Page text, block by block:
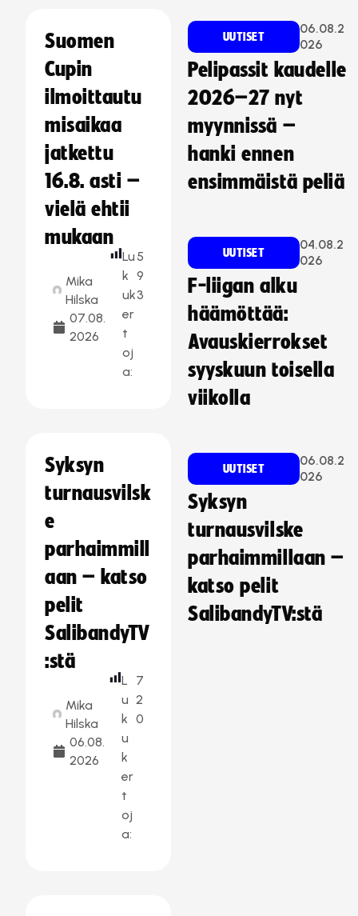
Suomen
Cupin
ilmoittautu
misaikaa
jatkettu
16.8. asti –
vielä ehtii
mukaan
Mika
Hilska
07.08.
2026
Lu
k
uk
er
t
oj
a:
5
9
3
Syksyn
turnausvilsk
e
parhaimmill
aan – katso
pelit
SalibandyTV
:stä
Mika
Hilska
06.08.
2026
L
u
k
u
k
er
t
oj
a:
7
2
0
UUTISET
06.08.2
026
Pelipassit kaudelle
2026–27 nyt
myynnissä –
hanki ennen
ensimmäistä peliä
UUTISET
04.08.2
026
F-liigan alku
häämöttää:
Avauskierrokset
syyskuun toisella
viikolla
UUTISET
06.08.2
026
Syksyn
turnausvilske
parhaimmillaan –
katso pelit
SalibandyTV:stä